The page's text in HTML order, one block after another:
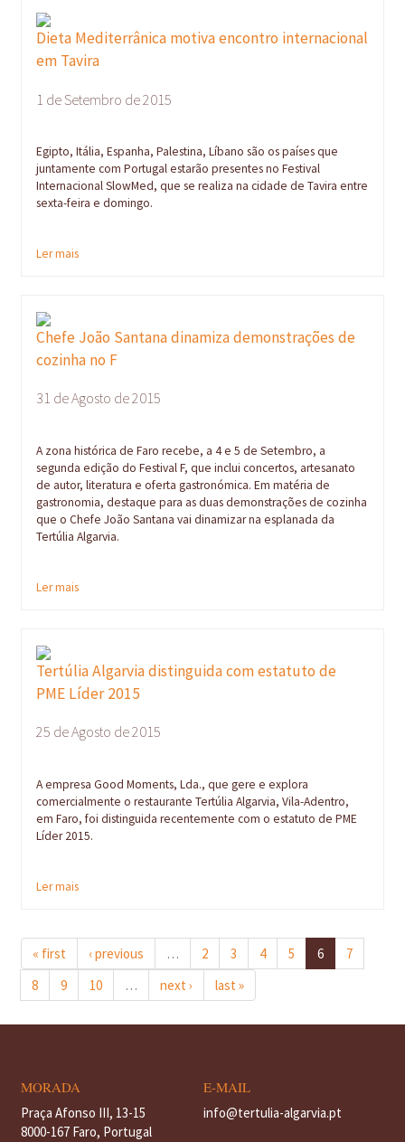
Dieta Mediterrânica motiva encontro internacional
em Tavira
1 de Setembro de 2015
Egipto, Itália, Espanha, Palestina, Líbano são os países que
juntamente com Portugal estarão presentes no Festival
Internacional SlowMed, que se realiza na cidade de Tavira entre
sexta-feira e domingo.
Ler mais
Chefe João Santana dinamiza demonstrações de
cozinha no F
31 de Agosto de 2015
A zona histórica de Faro recebe, a 4 e 5 de Setembro, a
segunda edição do Festival F, que inclui concertos, artesanato
de autor, literatura e oferta gastronómica. Em matéria de
gastronomia, destaque para as duas demonstrações de cozinha
que o Chefe João Santana vai dinamizar na esplanada da
Tertúlia Algarvia.
Ler mais
Tertúlia Algarvia distinguida com estatuto de
PME Líder 2015
25 de Agosto de 2015
A empresa Good Moments, Lda., que gere e explora
comercialmente o restaurante Tertúlia Algarvia, Vila-Adentro,
em Faro, foi distinguida recentemente com o estatuto de PME
Líder 2015.
Ler mais
« first ‹ previous … 2 3 4 5 6
7
8
9 10 … next › last »
MORADA
Praça Afonso III, 13-15
8000-167 Faro, Portugal
E-MAIL
info@tertulia-algarvia.pt